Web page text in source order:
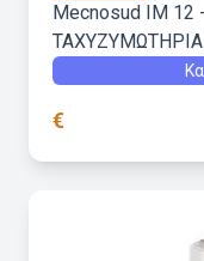
Mecnosud IM 12 - 18 - 25 - 38 - 44
ΜΙΑΣ
€